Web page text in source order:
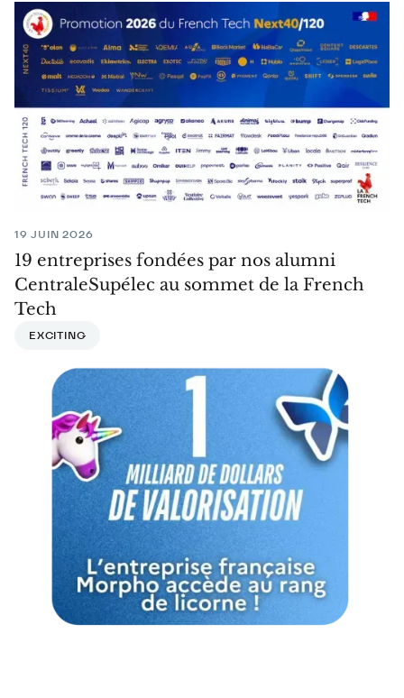
19 JUIN 2026
19 entreprises fondées par nos alumni
CentraleSupélec au sommet de la French
Tech
EXCITING